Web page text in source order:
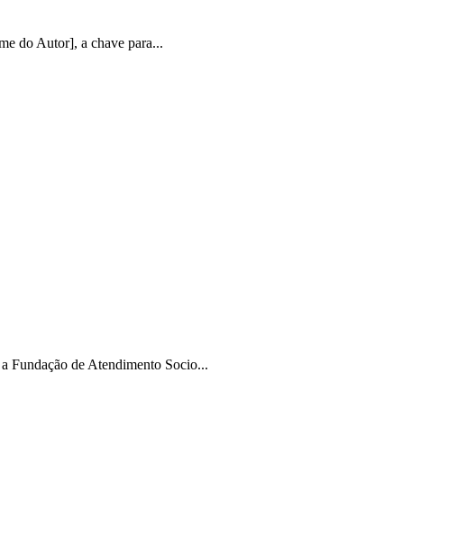
do Autor], a chave para...
Fundação de Atendimento Socio...